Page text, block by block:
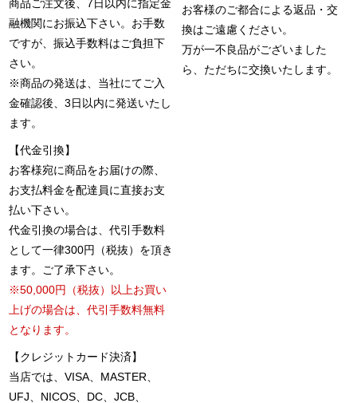
商品ご注文後、7日以内に指定金
融機関にお振込下さい。お手数
ですが、振込手数料はご負担下
さい。
※商品の発送は、当社にてご入
金確認後、3日以内に発送いたし
ます。
【代金引換】
お客様宛に商品をお届けの際、
お支払料金を配達員に直接お支
払い下さい。
代金引換の場合は、代引手数料
として一律300円（税抜）を頂き
ます。ご了承下さい。
※50,000円（税抜）以上お買い
上げの場合は、代引手数料無料
となります。
【クレジットカード決済】
当店では、VISA、MASTER、
UFJ、NICOS、DC、JCB、
お客様のご都合による返品・交
換はご遠慮ください。
万が一不良品がございました
ら、ただちに交換いたします。